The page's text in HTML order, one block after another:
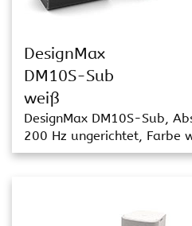
DesignMax
DM10S-Sub
weiß
DesignMax DM10S-Sub,
200 Hz ungerichtet, Farbe